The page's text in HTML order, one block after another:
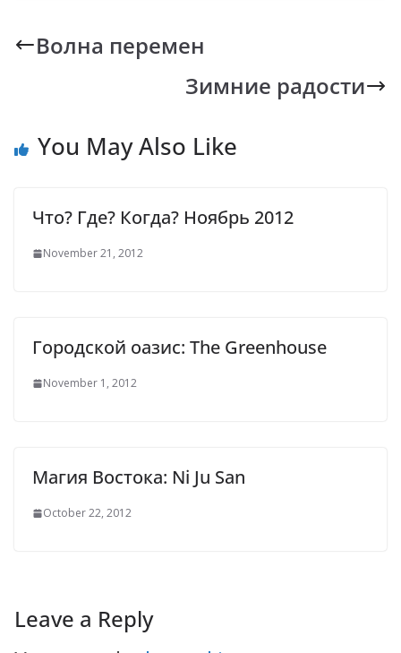
b
o
s
A
y
Li
m
Волна перемен
Зимние радости
You May Also Like
Чтo? Где? Когда? Ноябрь 2012
November 21, 2012
Городской оазис: The Greenhouse
November 1, 2012
Магия Востока: Ni Ju San
October 22, 2012
Leave a Reply